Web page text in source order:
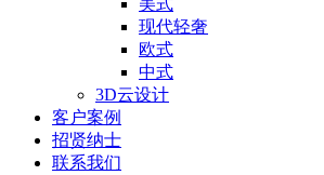
美式
现代轻奢
欧式
中式
3D云设计
客户案例
招贤纳士
联系我们